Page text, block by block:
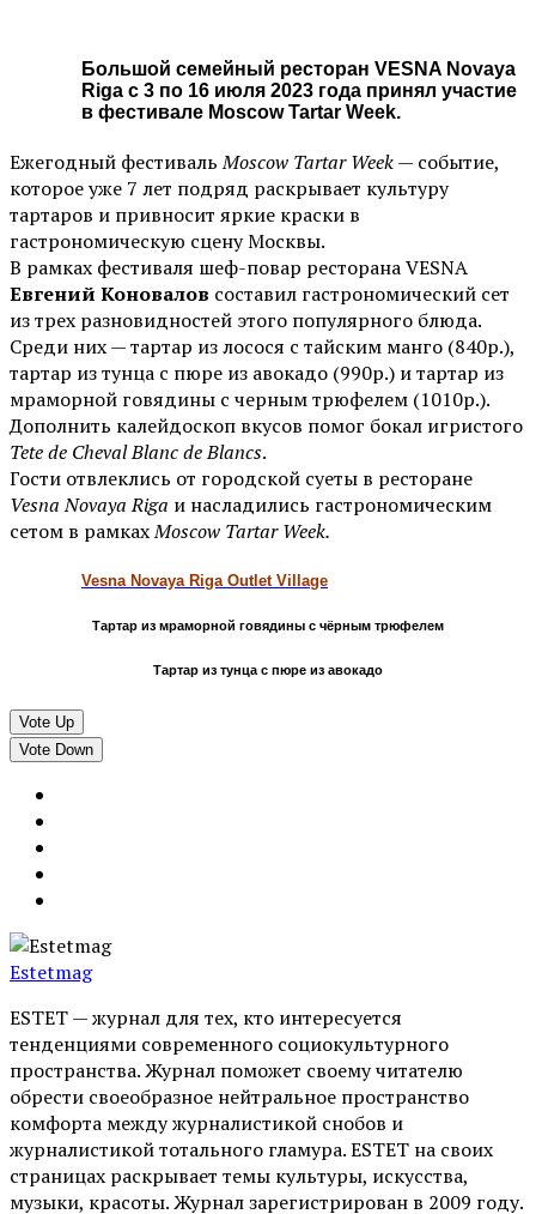
Большой семейный ресторан VESNA Novaya
Riga с 3 по 16 июля 2023 года принял участие
в фестивале Moscow Tartar Week.
Ежегодный фестивальMoscow Tartar Week— событие,
которое уже 7 лет подряд раскрывает культуру
тартаров и привносит яркие краски в
гастрономическую сцену Москвы.
В рамках фестиваля шеф-повар ресторана VESNA
Евгений Коновалов составил гастрономический сет
из трех разновидностей этого популярного блюда.
Среди них — тартар из лосося с тайским манго (840р.),
тартар из тунца с пюре из авокадо (990р.) и тартар из
мраморной говядины с черным трюфелем (1010р.).
Дополнить калейдоскоп вкусов помог бокал игристого
Tete de Cheval Blanc de Blancs.
Гости отвлеклись от городской суеты в ресторане
Vesna Novaya Riga и насладились гастрономическим
сетом в рамкахMoscow Tartar Week.
Vesna Novaya Riga Outlet Village
Тартар из мраморной говядины с чёрным трюфелем
Тартар из тунца с пюре из авокадо
Vote Up
Vote Down
Estetmag
ESTET — журнал для тех, кто интересуeтся
тенденциями современного социокультурного
пространства. Журнал поможет своему читателю
обрести своеобразное нейтральное пространство
комфорта между журналистикой снобов и
журналистикой тотального гламура. ESTET на своих
страницах раскрывает темы культуры, искусства,
музыки, красоты. Журнал зарегистрирован в 2009 году.